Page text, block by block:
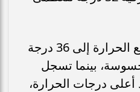
وفي شمال الصعيد ترتفع الحرارة إلى 36 درجة
للمحسوسة، بينما تسجل
درجات الحرارة،